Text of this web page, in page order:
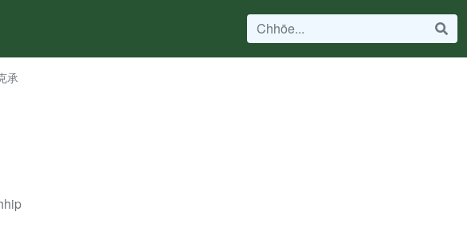
承